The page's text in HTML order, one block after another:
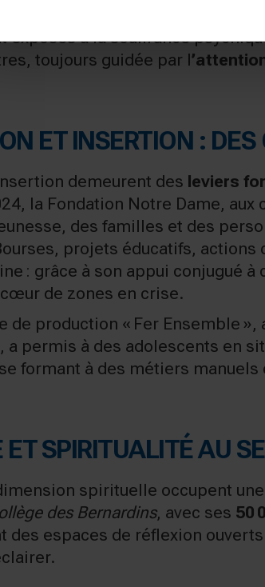
de l’association
, qui
exposés à la souffrance
toujours guidée par l
ET INSERTION : DES
demeurent des leviers
la Fondation Notre Dame,
des familles et des
projets éducatifs,
: grâce à son appui conjugué
de zones en crise.
de production « Fer Ensemble
a permis à des adolescents en
formant à des métiers
ET SPIRITUALITÉ AU
spirituelle occupent
des Bernardins, avec ses 50
des espaces de réflexion